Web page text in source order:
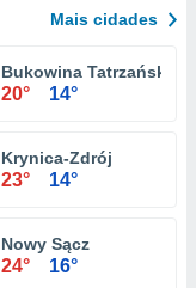
Mais cidades
Bukowina Tatrzańska
20° 14°
Krynica-Zdrój
23° 14°
Nowy Sącz
24° 16°